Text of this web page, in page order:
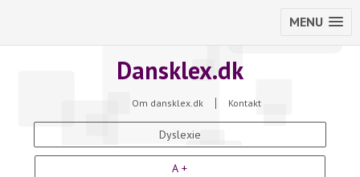
MENU
Dansklex.dk
Om dansklex.dk Kontakt
Dyslexie
A +